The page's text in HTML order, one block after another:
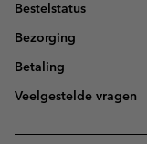
Bestelstatus
Bezorging
Betaling
Veelgestelde vragen